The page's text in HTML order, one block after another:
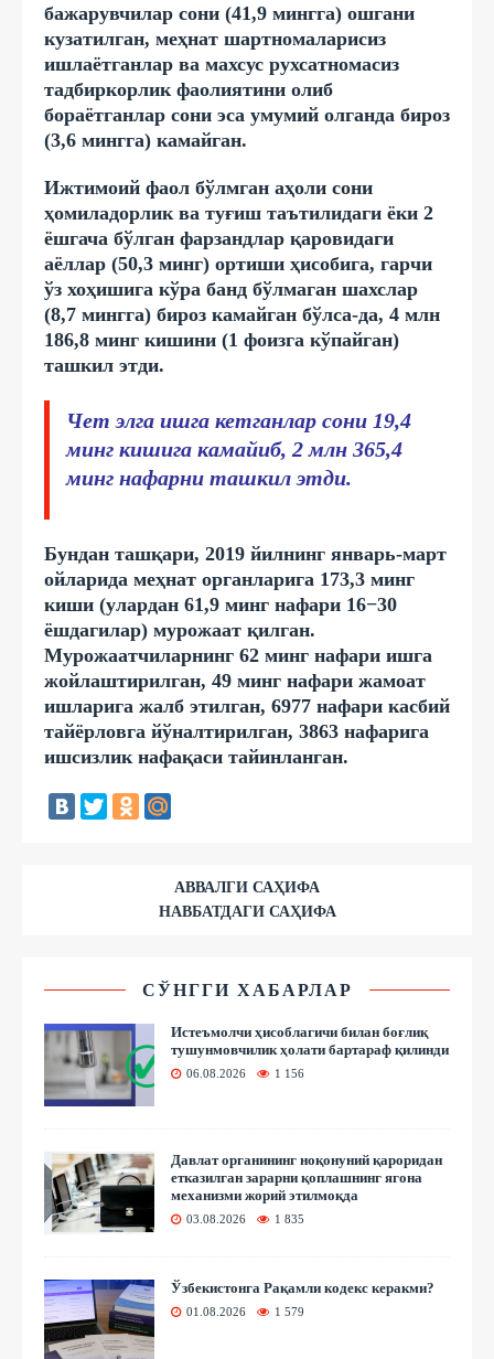
бажарувчилар сони (41,9 мингга) ошгани
кузатилган, меҳнат шартномаларисиз
ишлаётганлар ва махсус рухсатномасиз
тадбиркорлик фаолиятини олиб
бораётганлар сони эса умумий олганда бироз
(3,6 мингга) камайган.
Ижтимоий фаол бўлмган аҳоли сони
ҳомиладорлик ва туғиш таътилидаги ёки 2
ёшгача бўлган фарзандлар қаровидаги
аёллар (50,3 минг) ортиши ҳисобига, гарчи
ўз хоҳишига кўра банд бўлмаган шахслар
(8,7 мингга) бироз камайган бўлса-да, 4 млн
186,8 минг кишини (1 фоизга кўпайган)
ташкил этди.
Чет элга ишга кетганлар сони 19,4
минг кишига камайиб, 2 млн 365,4
минг нафарни ташкил этди.
Бундан ташқари, 2019 йилнинг январь-март
ойларида меҳнат органларига 173,3 минг
киши (улардан 61,9 минг нафари 16−30
ёшдагилар) мурожаат қилган.
Мурожаатчиларнинг 62 минг нафари ишга
жойлаштирилган, 49 минг нафари жамоат
ишларига жалб этилган, 6977 нафари касбий
тайёрловга йўналтирилган, 3863 нафарига
ишсизлик нафақаси тайинланган.
АВВАЛГИ САҲИФА
НАВБАТДАГИ САҲИФА
СЎНГГИ ХАБАРЛАР
Истеъмолчи ҳисоблагичи билан боғлиқ
тушунмовчилик ҳолати бартараф қилинди
06.08.2026 1 156
Давлат органининг ноқонуний қароридан
етказилган зарарни қоплашнинг ягона
механизми жорий этилмоқда
03.08.2026 1 835
Ўзбекистонга Рақамли кодекс керакми?
01.08.2026 1 579